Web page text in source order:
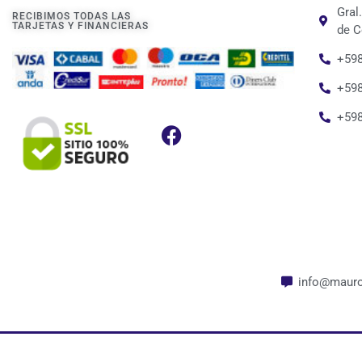
RECIBIMOS TODAS LAS
TARJETAS Y FINANCIERAS
de